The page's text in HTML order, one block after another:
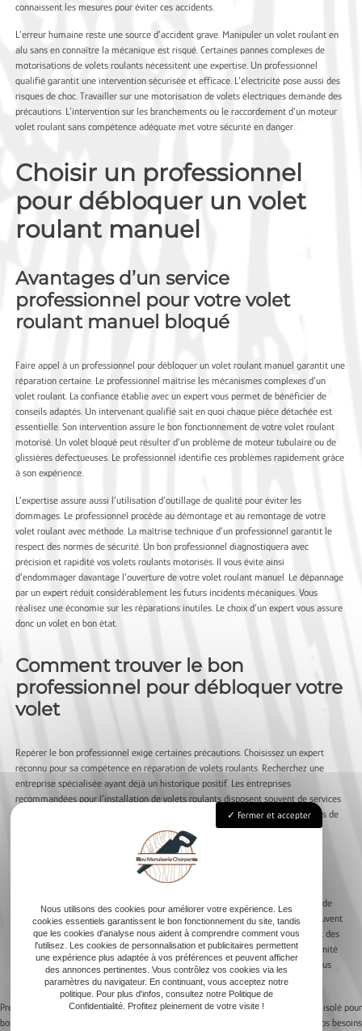
connaissent les mesures pour éviter ces accidents.
L’erreur humaine reste une source d’accident grave. Manipuler un volet roulant en
alu sans en connaître la mécanique est risqué. Certaines pannes complexes de
motorisations de volets roulants nécessitent une expertise. Un professionnel
qualifié garantit une intervention sécurisée et efficace. L’électricité pose aussi des
risques de choc. Travailler sur une motorisation de volets électriques demande des
précautions. L’intervention sur les branchements ou le raccordement d’un moteur
volet roulant sans compétence adéquate met votre sécurité en danger.
Choisir un professionnel
pour débloquer un volet
roulant manuel
Avantages d’un service
professionnel pour votre volet
roulant manuel bloqué
Faire appel à un professionnel pour débloquer un volet roulant manuel garantit une
réparation certaine. Le professionnel maîtrise les mécanismes complexes d’un
volet roulant. La confiance établie avec un expert vous permet de bénéficier de
conseils adaptés. Un intervenant qualifié sait en quoi chaque pièce détachée est
essentielle. Son intervention assure le bon fonctionnement de votre volet roulant
motorisé. Un volet bloqué peut résulter d’un problème de moteur tubulaire ou de
glissières défectueuses. Le professionnel identifie ces problèmes rapidement grâce
à son expérience.
L’expertise assure aussi l’utilisation d’outillage de qualité pour éviter les
dommages. Le professionnel procède au démontage et au remontage de votre
volet roulant avec méthode. La maîtrise technique d’un professionnel garantit le
respect des normes de sécurité. Un bon professionnel diagnostiquera avec
précision et rapidité vos volets roulants motorisés. Il vous évite ainsi
d’endommager davantage l’ouverture de votre volet roulant manuel. Le dépannage
par un expert réduit considérablement les futurs incidents mécaniques. Vous
réalisez une économie sur les réparations inutiles. Le choix d’un expert vous assure
donc un volet en bon état.
Comment trouver le bon
professionnel pour débloquer votre
volet
Repérer le bon professionnel exige certaines précautions. Choisissez un expert
reconnu pour sa compétence en réparation de volets roulants. Recherchez une
entreprise spécialisée ayant déjà un historique positif. Les entreprises
recommandées pour l’installation de volets roulants disposent souvent de services
de dépannage efficaces. Pensez à vérifier les qualifications et les certifications de
l’expert. Un bon professionnel possède généralement l’expérience et la
compétence pour diagnostiquer et résoudre rapidement les pannes de volets
déplacera rapidement pour le dépannage. Vérifiez qu’ils proposent un service de
réparation et d’entretien régulier. Les professionnels expérimentés offrent souvent
un devis gratuit avant l’intervention. C’est un gage de transparence sur le coût des
réparations. En préférant un seul professionnel qualifié, vous assurez la pérennité
et la sécurité de votre volet roulant manuel. Un spécialiste du volet roulant vous
garantit un service impeccable et en toute sécurité.
Previous:
Aménager un cabanon de jardin en
bois : idées pratiques
Next: Choisir le bon abri de jardin isolé pour
vos besoins
Fermer et accepter
Nous utilisons des cookies pour améliorer votre expérience. Les
cookies essentiels garantissent le bon fonctionnement du site, tandis
que les cookies d'analyse nous aident à comprendre comment vous
l'utilisez. Les cookies de personnalisation et publicitaires permettent
une expérience plus adaptée à vos préférences et peuvent afficher
des annonces pertinentes. Vous contrôlez vos cookies via les
paramètres du navigateur. En continuant, vous acceptez notre
politique. Pour plus d'infos, consultez notre Politique de
Confidentialité. Profitez pleinement de votre visite !